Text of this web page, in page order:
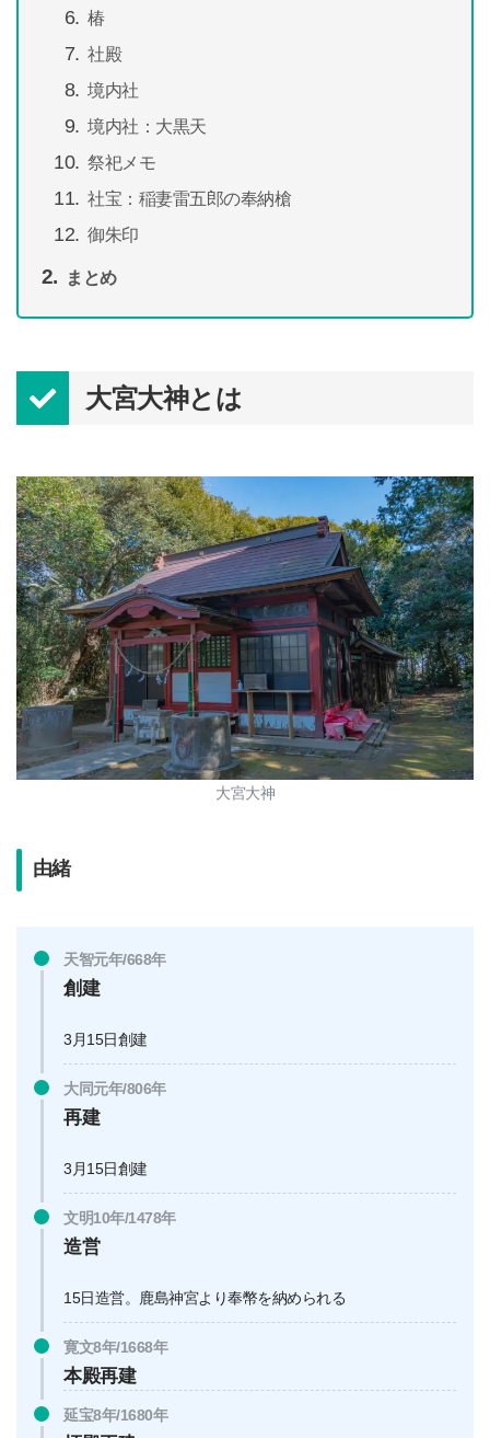
椿
社殿
境内社
境内社：大黒天
祭祀メモ
社宝：稲妻雷五郎の奉納槍
御朱印
まとめ
大宮大神とは
大宮大神
由緒
天智元年/668年
創建
3月15日創建
大同元年/806年
再建
3月15日創建
文明10年/1478年
造営
15日造営。鹿島神宮より奉幣を納められる
寛文8年/1668年
本殿再建
延宝8年/1680年